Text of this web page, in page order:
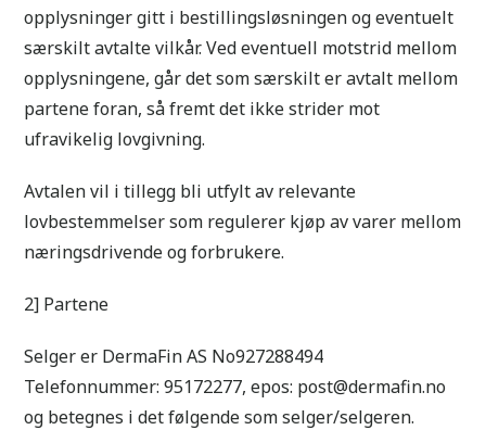
opplysninger gitt i bestillingsløsningen og eventuelt
særskilt avtalte vilkår. Ved eventuell motstrid mellom
opplysningene, går det som særskilt er avtalt mellom
partene foran, så fremt det ikke strider mot
ufravikelig lovgivning.
Avtalen vil i tillegg bli utfylt av relevante
lovbestemmelser som regulerer kjøp av varer mellom
næringsdrivende og forbrukere.
2] Partene
Selger er DermaFin AS No927288494
Telefonnummer: 95172277, epos: post@dermafin.no
og betegnes i det følgende som selger/selgeren.